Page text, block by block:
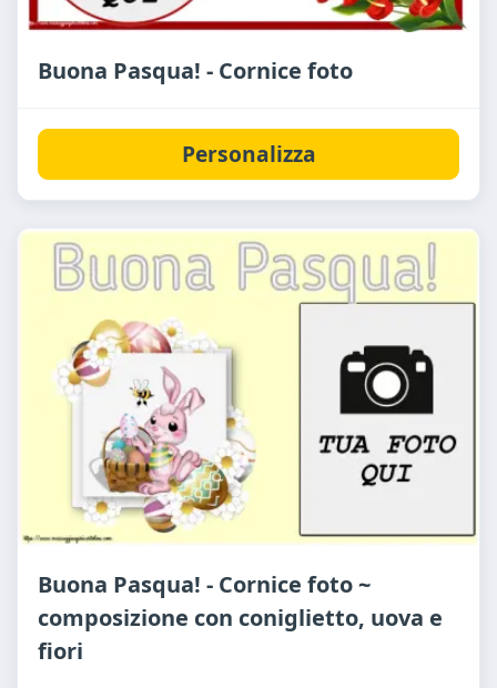
Buona Pasqua! - Cornice foto
Personalizza
Buona Pasqua! - Cornice foto ~
composizione con coniglietto, uova e
fiori